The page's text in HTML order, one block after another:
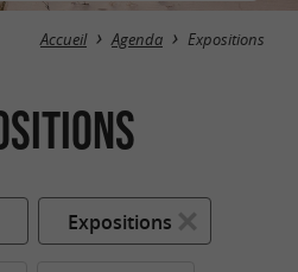
Accueil Agenda Expositions
Expositions